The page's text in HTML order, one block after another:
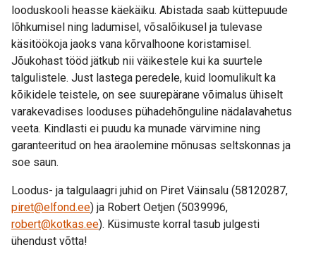
looduskooli heasse käekäiku. Abistada saab küttepuude
lõhkumisel ning ladumisel, võsalõikusel ja tulevase
käsitöökoja jaoks vana kõrvalhoone koristamisel.
Jõukohast tööd jätkub nii väikestele kui ka suurtele
talgulistele. Just lastega peredele, kuid loomulikult ka
kõikidele teistele, on see suurepärane võimalus ühiselt
varakevadises looduses pühadehõnguline nädalavahetus
veeta. Kindlasti ei puudu ka munade värvimine ning
garanteeritud on hea äraolemine mõnusas seltskonnas ja
soe saun.
Loodus- ja talgulaagri juhid on Piret Väinsalu (58120287,
piret@elfond.ee) ja Robert Oetjen (5039996,
robert@kotkas.ee). Küsimuste korral tasub julgesti
ühendust võtta!